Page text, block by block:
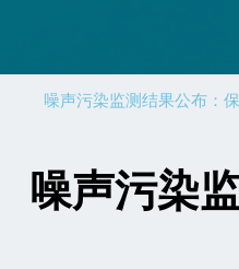
噪声污染监测结果公布：
噪声污染